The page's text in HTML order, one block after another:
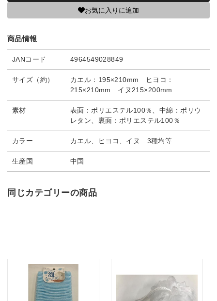
お気に入りに追加
商品情報
JANコード 4964549028849
サイズ（約）
カエル：195×210mm ヒヨコ：
215×210mm イヌ215×200mm
素材
表面：ポリエステル100％、中綿：ポリウ
レタン、裏面：ポリエステル100％
カラー カエル、ヒヨコ、イヌ 3種均等
生産国 中国
同じカテゴリーの商品